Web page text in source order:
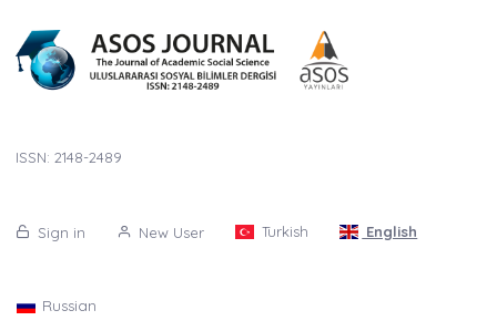
ISSN: 2148-2489
Sign in New User Turkish English
Russian